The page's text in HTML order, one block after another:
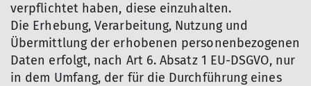
verpflichtet haben, diese einzuhalten.
Die Erhebung, Verarbeitung, Nutzung und
Übermittlung der erhobenen personenbezogenen
Daten erfolgt, nach Art 6. Absatz 1 EU-DSGVO, nur
in dem Umfang, der für die Durchführung eines